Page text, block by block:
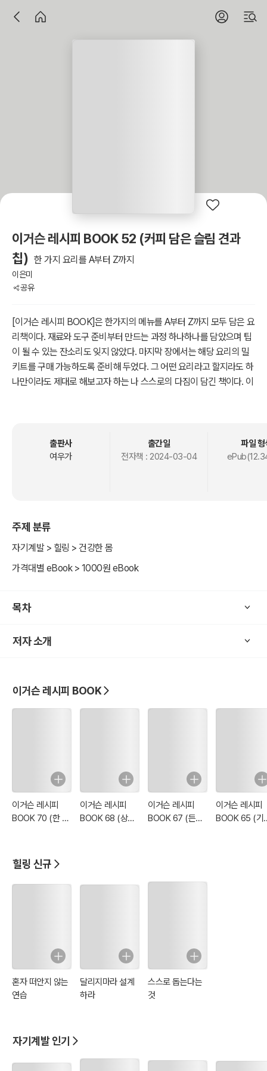
이거슨 레시피 BOOK 52 (커피 담은 슬림 견과
칩) 한 가지 요리를 A부터 Z까지
이은미
공유
[이거슨 레시피 BOOK]은 한가지의 메뉴를 A부터 Z까지 모두 담은 요
리책이다. 재료와 도구 준비부터 만드는 과정 하나하나를 담았으며 팁
이 될 수 있는 잔소리도 잊지 않았다. 마지막 장에서는 해당 요리의 밀
키트를 구매 가능하도록 준비해 두었다. 그 어떤 요리라고 할지라도 하
나만이라도 제대로 해보고자 하는 나 스스로의 다짐이 담긴 책이다. 이
출판사
여우가
출간일
전자책 : 2024-03-04
파일 형
주제 분류
자기계발 > 힐링 > 건강한 몸
가격대별 eBook > 1000원 eBook
목차
저자 소개
이거슨 레시피 BOOK
이거슨 레시피
BOOK 70 (한 솥
이거슨 레시피
BOOK 68 (상큼
이거슨 레시피
BOOK 67 (든든
이거슨 레시피
BOOK 65 (기
힐링 신규
혼자 떠안지 않는
연습
달리지마라 설계
하라
스스로 돕는다는
것
자기계발 인기